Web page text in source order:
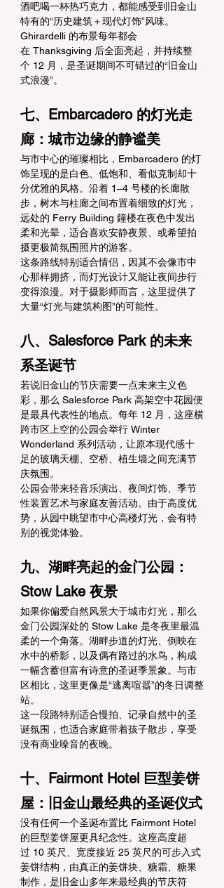
酒吧喝一杯热巧克力，都能感受到旧金山
特有的“历史建筑＋现代灯饰”风味。
Ghirardelli 的布景每年都会
在 Thanksgiving 后全面亮起，并持续整
个 12 月，是圣诞期间不可错过的“旧金山
式浪漫”。
七、Embarcadero 的灯光走
廊：城市边缘的静谧美
与市中心的璀璨相比，Embarcadero 的灯
饰呈现的是白色、低饱和、看似克制却十
分优雅的风格。沿着 1–4 号楼的长廊散
步，树木与柱廊之间布置着细致的灯光，
远处的 Ferry Building 鐘楼在夜色中发出
柔和光晕，适合喜欢安静夜景、或希望拍
摄更极简氛围照片的游客。
这条路线特别适合情侣，因其不会像市中
心那样拥挤，而灯光设计又能让夜间步行
变得浪漫。对于摄影师而言，这里提供了
大量“灯光与建筑构图”的可能性。
八、Salesforce Park 的未来
系圣诞节
若说旧金山的节庆需要一点未来主义色
彩，那么 Salesforce Park 高架空中花园便
是最具代表性的地点。每年 12 月，这座横
跨市区上空的公园会举行 Winter
Wonderland 系列活动，让原本现代感十
足的玻璃天棚、空桥、植生墙之间充满节
庆氛围。
公园会带来轻音乐演出、夜间灯饰、季节
性装置艺术与家庭友善活动。由于高度优
势，从园中眺望市中心高楼灯光，会有特
别的视觉体验。
九、湖畔亮起的金门公园：
Stow Lake 夜景
如果你偏爱自然风景大于城市灯光，那么
金门公园深处的 Stow Lake 是冬夜里最温
柔的一个角落。湖畔步道的灯光、倒映在
水中的桥影，以及偶有路过的水鸟，构成
一幅含蓄但富有诗意的圣诞季景象。与市
区相比，这里更像是“逃离喧嚣”的冬日调整
站。
这一段路特别适合慢拍、记录自然中的圣
诞氛围，也适合家庭带着孩子散步，享受
没有商业噪音的夜晚。
十、Fairmont Hotel 巨型姜饼
屋：旧金山最经典的圣诞仪式
没有任何一个圣诞布置比 Fairmont Hotel
的巨型姜饼屋更具纪念性。这座高度超
过 10 英尺、宽度接近 25 英尺的可步入式
姜饼结构，由真正的姜饼块、糖霜、糖果
制作，是旧金山多年来最经典的节庆符